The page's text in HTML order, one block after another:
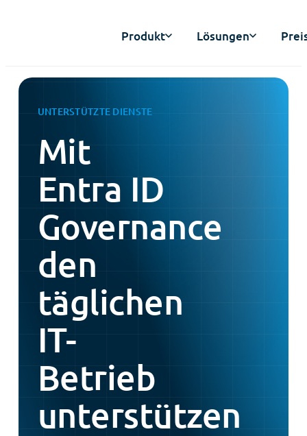
Produkt Lösungen
UNTERSTÜTZTE DIENSTE
Mit
Entra ID
Governance
den
täglichen
IT-
Betrieb
unterstützen